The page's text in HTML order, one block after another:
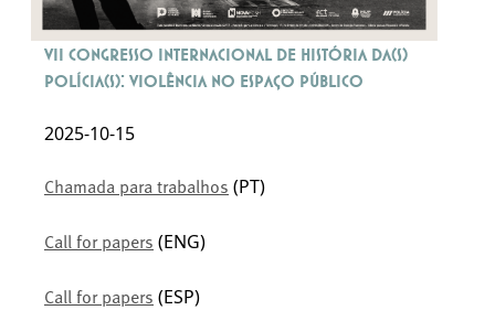
VII Congresso Internacional de História da(s)
Polícia(s): Violência no Espaço Público
2025-10-15
Chamada para trabalhos (PT)
Call for papers (ENG)
Call for papers (ESP)